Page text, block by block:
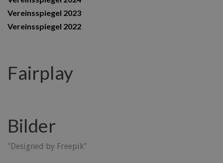
Vereinsspiegel 2023
Vereinsspiegel 2022
Fairplay
Bilder
"Designed by Freepik"